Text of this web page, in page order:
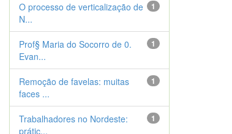
1
O processo de verticalização de
N...
1
Prof§ Maria do Socorro de 0.
Evan...
1
Remoção de favelas: muitas
faces ...
1
Trabalhadores no Nordeste:
prátic...